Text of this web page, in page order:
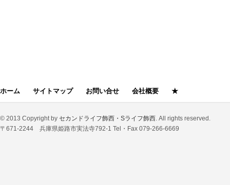
ホーム サイトマップ お問い合せ 会社概要 ★
© 2013 Copyright by セカンドライフ飾西・Sライフ飾西. All rights reserved.
〒671-2244 兵庫県姫路市実法寺792-1 Tel・Fax 079-266-6669